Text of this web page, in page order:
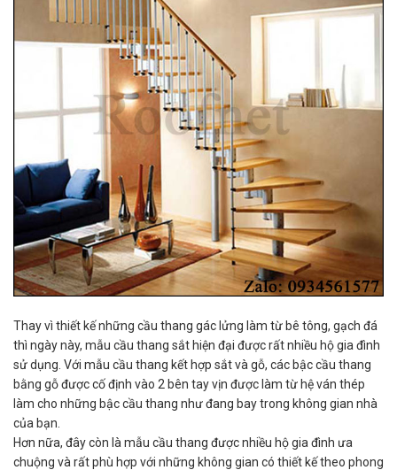
Thay vì thiết kế những cầu thang gác lửng làm từ bê tông, gạch đá
thì ngày này, mẫu cầu thang sắt hiện đại được rất nhiều hộ gia đình
sử dụng. Với mẫu cầu thang kết hợp sắt và gỗ, các bậc cầu thang
bằng gỗ được cố định vào 2 bên tay vịn được làm từ hệ ván thép
làm cho những bậc cầu thang như đang bay trong không gian nhà
của bạn.
Hơn nữa, đây còn là mẫu cầu thang được nhiều hộ gia đình ưa
chuộng và rất phù hợp với những không gian có thiết kế theo phong